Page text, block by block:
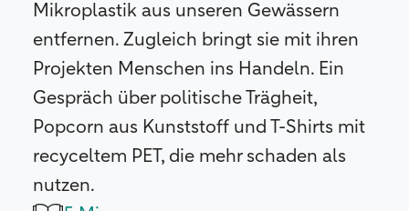
Mikroplastik aus unseren Gewässern
entfernen. Zugleich bringt sie mit ihren
Projekten Menschen ins Handeln. Ein
Gespräch über politische Trägheit,
Popcorn aus Kunststoff und T-Shirts mit
recyceltem PET, die mehr schaden als
nutzen.